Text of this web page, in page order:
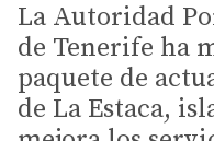
La Autoridad
de Tenerife ha
paquete de
de La Estaca,